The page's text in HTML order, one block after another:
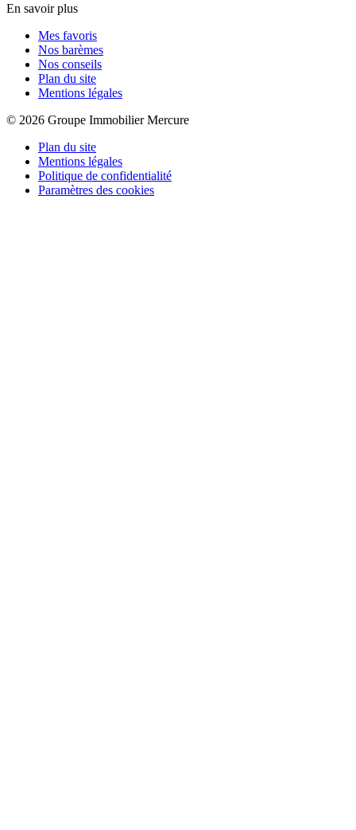
En savoir plus
Mes favoris
Nos barèmes
Nos conseils
Plan du site
Mentions légales
© 2026 Groupe Immobilier Mercure
Plan du site
Mentions légales
Politique de confidentialité
Paramètres des cookies